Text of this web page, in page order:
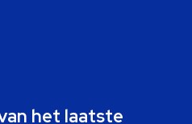
het laatste